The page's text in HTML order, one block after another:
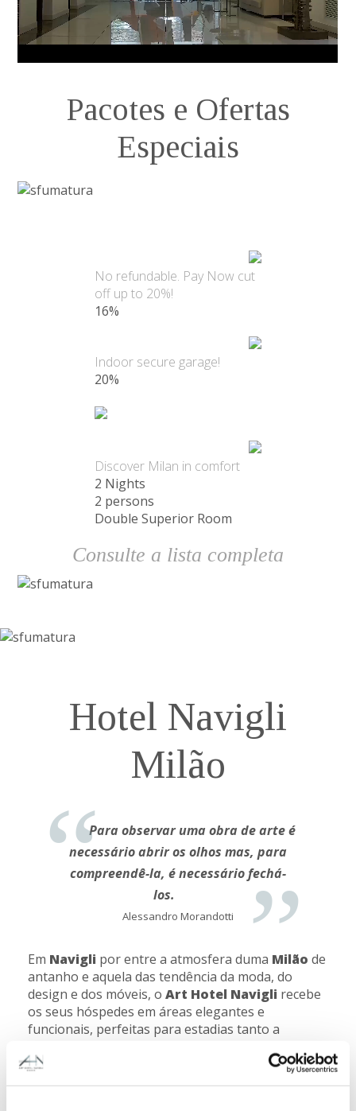
Pacotes e Ofertas
Especiais
No refundable. Pay Now cut
off up to 20%!
16%
Indoor secure garage!
20%
Discover Milan in comfort
2 Nights
2 persons
Double Superior Room
Consulte a lista completa
Hotel Navigli
Milão
Para observar uma obra de arte é
necessário abrir os olhos mas, para
compreendê-la, é necessário fechá-
los.
Alessandro Morandotti
Em Navigli por entre a atmosfera duma Milão de
antanho e aquela das tendência da moda, do
design e dos móveis, o Art Hotel Navigli recebe
os seus hóspedes em áreas elegantes e
funcionais, perfeitas para estadias tanto a
Prestigiada colecção de arte contemporânea,
quartos amplos, localização no coração dos